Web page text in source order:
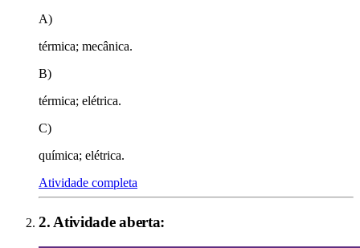
A)
térmica; mecânica.
B)
térmica; elétrica.
C)
química; elétrica.
Atividade completa
2. Atividade aberta: